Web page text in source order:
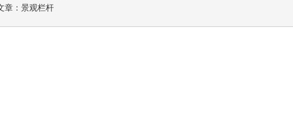
章： 景观栏杆